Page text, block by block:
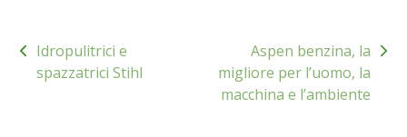
HUSQVARNA
articoli
Idropulitrici e
spazzatrici Stihl
Aspen benzina, la
migliore per l’uomo, la
macchina e l’ambiente